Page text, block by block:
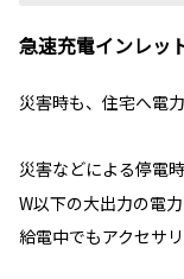
急速充電インレッ
災害時も、住宅へ電力
災害などによる停電
W以下の大出力の電
給電中でもアクセサ